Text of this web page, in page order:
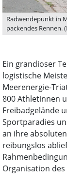
Radwendepunkt in
packendes Rennen.
Ein grandioser
logistische
Meerenergie-
800 Athletinnen
Freibadgelände
Sportparadies
an ihre
reibungslos
Organisation